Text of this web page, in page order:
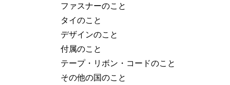
ファスナーのこと
タイのこと
デザインのこと
付属のこと
テープ・リボン・コードのこと
その他の国のこと